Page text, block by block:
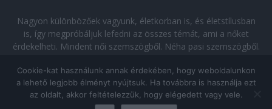
Nagyon különbözőek vagyunk, életkorban is, és életstílusban
is, így megpróbáljuk lefedni az összes témát, ami a nőket
érdekelheti. Mindent női szemszögből. Néha pasi szemszögből.
kikapcsolódásra vágysz!
© Copyright 2026 - mymirror.huADATKEZELÉSI TÁJÉKOZTATÓ
Cookie-kat használunk annak érdekében, hogy weboldalunkon
a lehető legjobb élményt nyújtsuk. Ha továbbra is használja ezt
az oldalt, akkor feltételezzük, hogy elégedett vagy vele.